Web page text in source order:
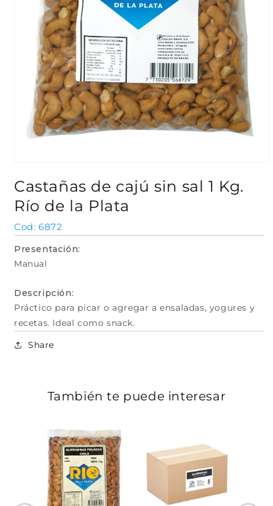
multimedia
1
en
una
modal
Castañas de cajú sin sal 1 Kg.
Río de la Plata
SKU:
6872
Presentación:
Manual
Descripción:
Práctico para picar o agregar a ensaladas, yogures y
recetas. Ideal como snack.
Share
También te puede interesar